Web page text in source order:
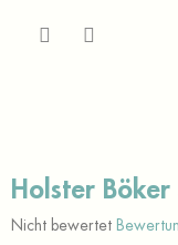
Holster Böker
Die
Nicht bewertet